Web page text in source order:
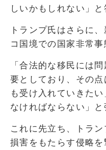
しいかもしれない」と
トランプ氏はさらに
コ国境での国家非常事
「合法的な移民には
要としており、その
も受け入れていきた
なければならない」と
これに先立ち、トラ
損害をもたらす侵略